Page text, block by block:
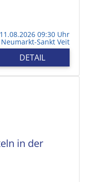
11.08.2026 09:30 Uhr
Neumarkt-Sankt Veit
DETAIL
in der